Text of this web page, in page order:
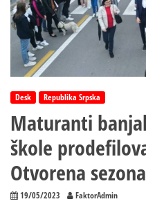
Desk Republika Srpska
Maturanti
škole
Otvorena
19/05/2023 FaktorAdmin